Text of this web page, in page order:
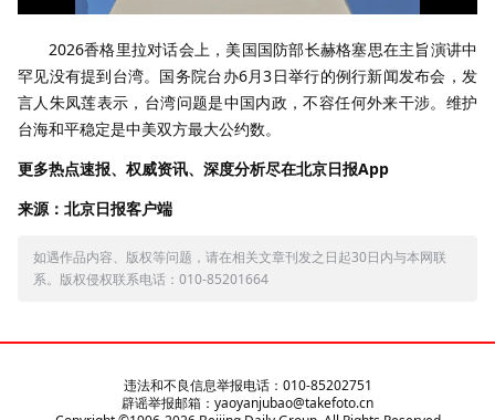
2026香格里拉对话会上，美国国防部长赫格塞思在主旨演讲中
罕见没有提到台湾。国务院台办6月3日举行的例行新闻发布会，发
言人朱凤莲表示，台湾问题是中国内政，不容任何外来干涉。维护
台海和平稳定是中美双方最大公约数。
更多热点速报、权威资讯、深度分析尽在北京日报App
来源：北京日报客户端
如遇作品内容、版权等问题，请在相关文章刊发之日起30日内与本网联
系。版权侵权联系电话：010-85201664
违法和不良信息举报电话：010-85202751
辟谣举报邮箱：yaoyanjubao@takefoto.cn